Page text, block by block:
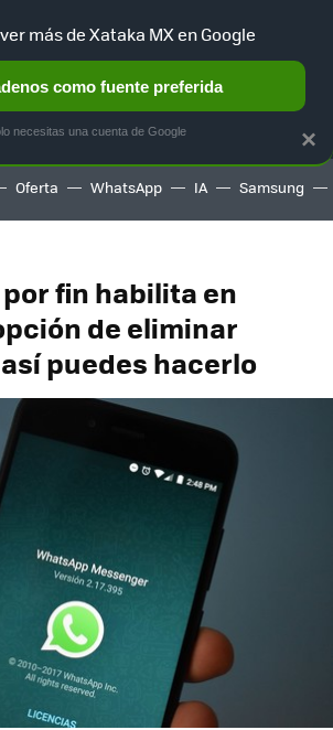
HOME AUTO TERRITORIO
Oferta WhatsApp IA Samsung
fin habilita en
de eliminar
puedes hacerlo
×
más de Xataka MX en Google
como fuente preferida
necesitas una cuenta de Google